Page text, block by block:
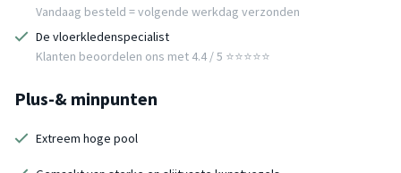
Vandaag besteld = volgende werkdag verzonden
De vloerkledenspecialist
Klanten beoordelen ons met 4.4 / 5 ⭐⭐⭐⭐⭐
Plus-& minpunten
Extreem hoge pool